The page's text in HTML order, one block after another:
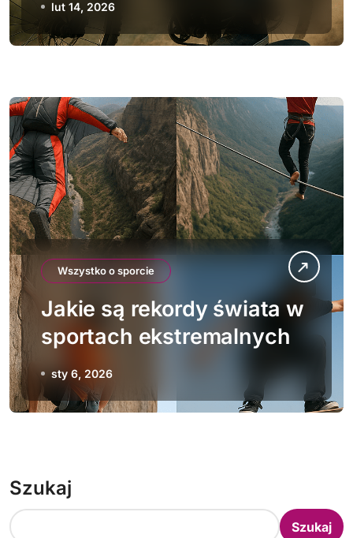
lut 14, 2026
Wszystko o sporcie
Jakie są rekordy świata w
sportach ekstremalnych
sty 6, 2026
Szukaj
Szukaj